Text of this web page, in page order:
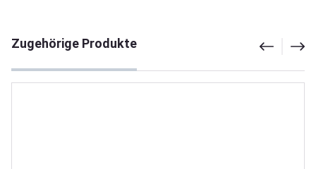
Produktgalerie überspringen
Zugehörige Produkte